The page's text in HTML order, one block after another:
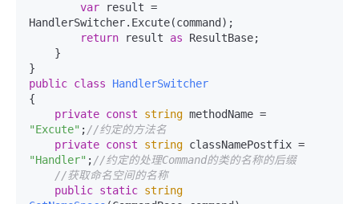
var result =
HandlerSwitcher.Excute(command);
return result as ResultBase;
public class
HandlerSwitcher
{
private const string
"Excute" ; //约定的方法名
private const string
"Handler" ; //约定的处理Command的类的名称的后缀
//获取命名空间的名称
public static string